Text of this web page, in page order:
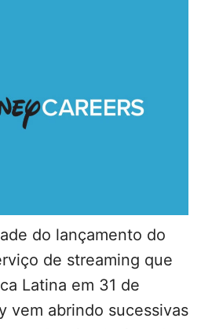
do lançamento do
de streaming que
Latina em 31 de
vem abrindo sucessivas